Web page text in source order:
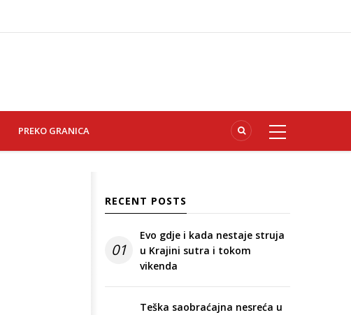
PREKO GRANICA
RECENT POSTS
01
Evo gdje i kada nestaje struja
u Krajini sutra i tokom
vikenda
Teška saobraćajna nesreća u